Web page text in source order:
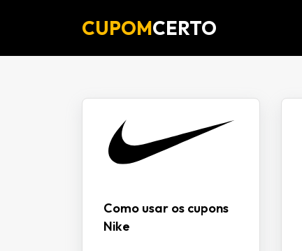
CUPOMCERTO
Como usar os cupons
Nike